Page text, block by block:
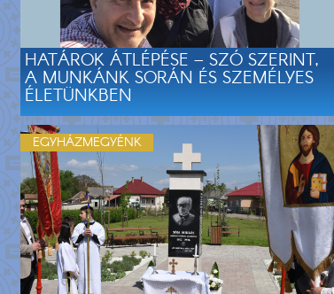
HATÁROK ÁTLÉPÉSE – SZÓ SZERINT,
A MUNKÁNK SORÁN ÉS SZEMÉLYES
ÉLETÜNKBEN
EGYHÁZMEGYÉNK